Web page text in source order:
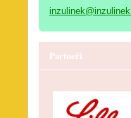
Partneři